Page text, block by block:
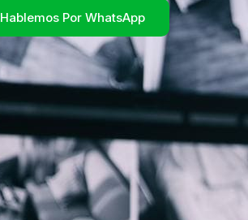
Hablemos Por WhatsApp